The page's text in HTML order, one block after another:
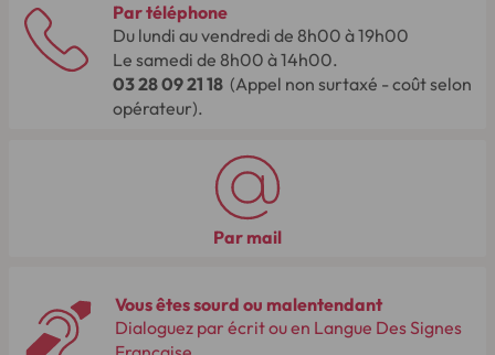
Par téléphone
Du lundi au vendredi de 8h00 à 19h00
Le samedi de 8h00 à 14h00.
03 28 09 21 18 (Appel non surtaxé - coût selon
opérateur).
Par mail
Vous êtes sourd ou malentendant
Dialoguez par écrit ou en Langue Des Signes